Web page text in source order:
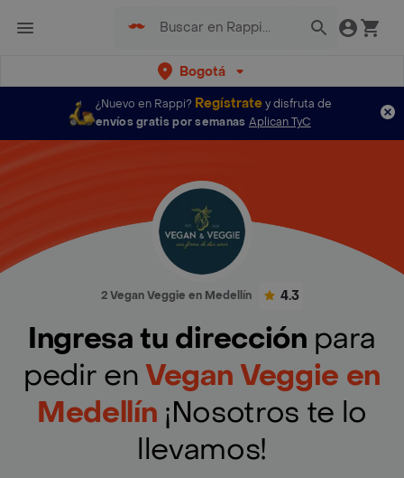
Bogotá
¿Nuevo en Rappi? Regístratey disfruta de
envíos gratis por semanas Aplican TyC
2 Vegan Veggie en Medellín 4.3
Ingresa tu dirección para
pedir enVegan Veggie en
Medellín ¡Nosotros te lo
llevamos!